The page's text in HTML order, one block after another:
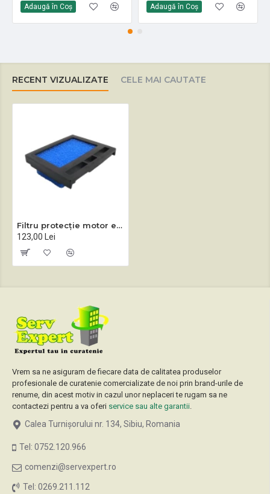
Adaugă în Coş Adaugă în Coş
RECENT VIZUALIZATE CELE MAI CAUTATE
Filtru protecție motor echipament spălare-aspirare Lindhaus LW30, LW46
123,00 Lei
Vrem sa ne asiguram de fiecare data de calitatea produselor
profesionale de curatenie comercializate de noi prin brand-urile de
renume, din acest motiv in cazul unor neplaceri te rugam sa ne
contactezi pentru a va oferi service sau alte garantii.
Calea Turnișorului nr. 134, Sibiu, Romania
Tel: 0752.120.966
comenzi@servexpert.ro
Tel: 0269.211.112